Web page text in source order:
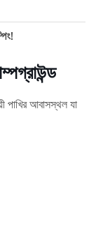
পাখির আবাসস্থল যা